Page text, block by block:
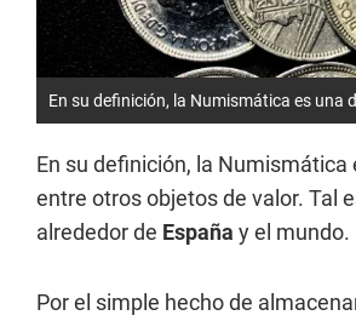
En su definición, la Numismática es una
En su definición, la
entre otros objetos de valor. Tal
alrededor de España y el mundo.
Por el simple hecho de